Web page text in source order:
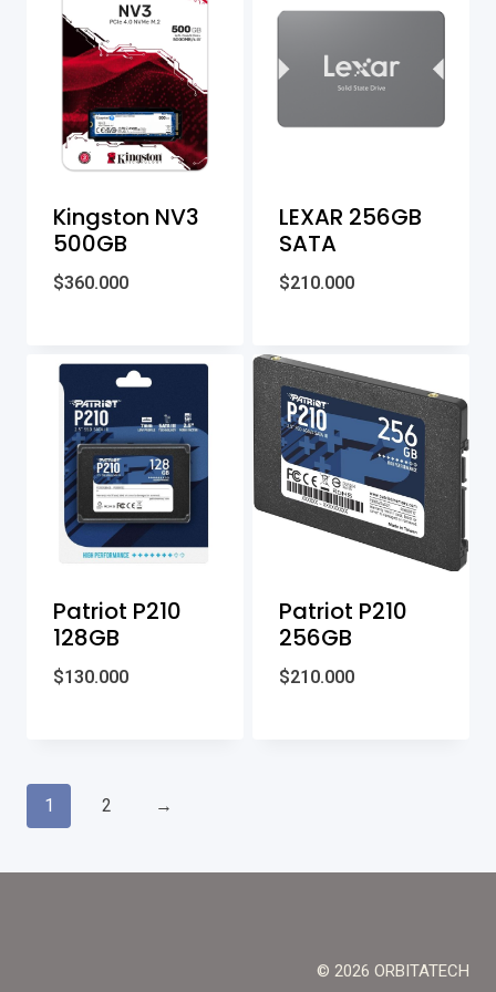
Kingston NV3
500GB
$360.000
LEXAR 256GB
SATA
$210.000
Patriot P210
128GB
$130.000
Patriot P210
256GB
$210.000
1 2 →
© 2026 ORBITATECH